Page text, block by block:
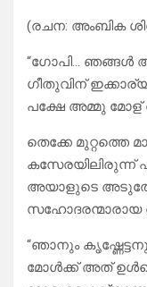
(രചന: അംബിക
“ഗോപി… ഞങ്ങൾ
ഗീതുവിന്
പക്ഷേ അമ്മു മോള്
തെക്കേ മുറ്റത്തെ
കസേരയിലിരുന്ന്
അയാളുടെ
“ഞാനും
മോൾക്ക് അത്